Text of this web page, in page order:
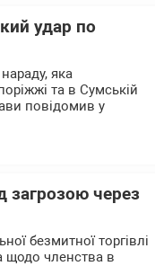
удар по
яка
та в Сумській
повідомив у
загрозою через
безмитної торгівлі
щодо членства в